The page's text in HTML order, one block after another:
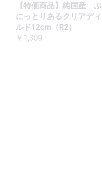
【特価商品】純国産 ぷ
にっとりあるクリアディ
ルド12cm（R2）
￥1,309